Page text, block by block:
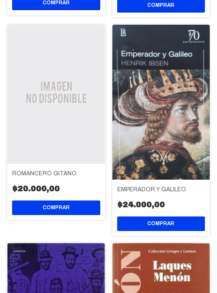
ROMANCERO GITANO
$20.000,00 EMPERADOR Y GALILEO
$24.000,00